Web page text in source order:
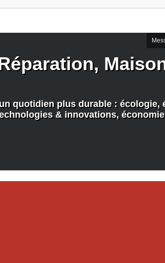
quotidien plus durable : écologie,
& innovations,